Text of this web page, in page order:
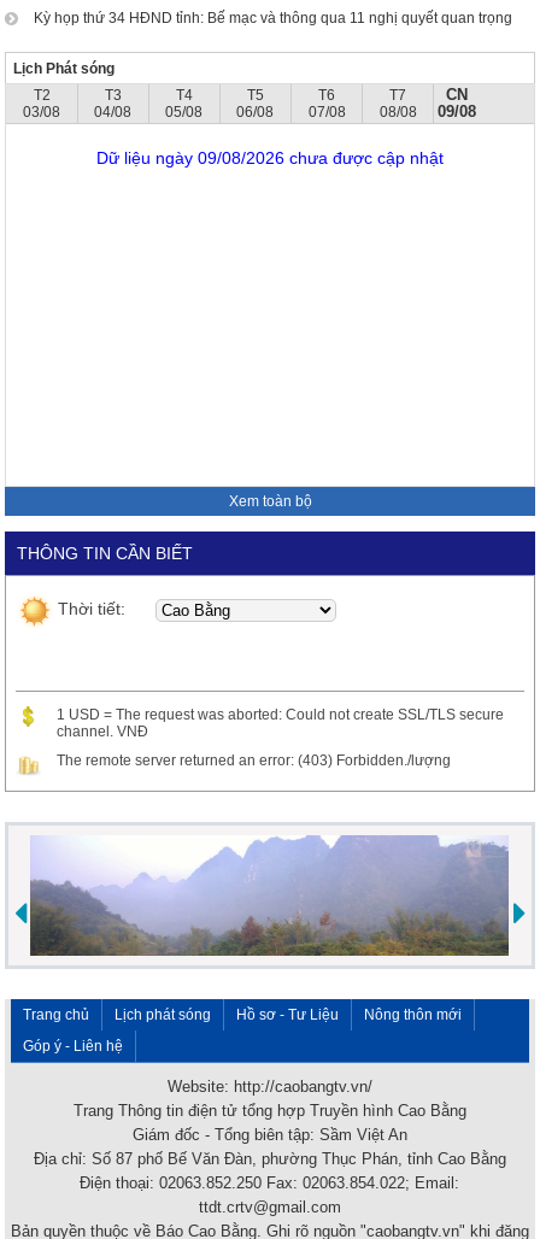
Kỳ họp thứ 34 HĐND tỉnh: Bế mạc và thông qua 11 nghị quyết quan trọng
Lịch Phát sóng
T2
03/08
T3
04/08
T4
05/08
T5
06/08
T6
07/08
T7
08/08
CN
09/08
Dữ liệu ngày 09/08/2026 chưa được cập nhật
Xem toàn bộ
THÔNG TIN CẦN BIẾT
Thời tiết:
1 USD = The request was aborted: Could not create SSL/TLS secure
channel. VNĐ
The remote server returned an error: (403) Forbidden./lượng
Trang chủ Lịch phát sóng Hồ sơ - Tư Liệu
Nông thôn mới
Góp ý - Liên hệ
Website: http://caobangtv.vn/
Trang Thông tin điện tử tổng hợp Truyền hình Cao Bằng
Giám đốc - Tổng biên tập: Sầm Việt An
Địa chỉ: Số 87 phố Bế Văn Đàn, phường Thục Phán, tỉnh Cao Bằng
Điện thoại: 02063.852.250 Fax: 02063.854.022; Email:
ttdt.crtv@gmail.com
Bản quyền thuộc về Báo Cao Bằng. Ghi rõ nguồn "caobangtv.vn" khi đăng